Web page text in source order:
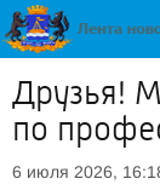
Друзья!
по
6 июля 2026,